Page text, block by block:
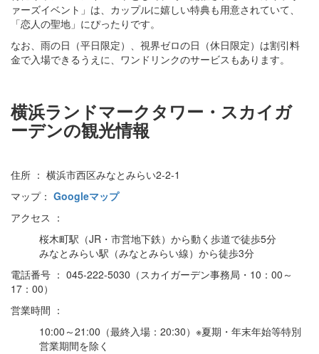
ァーズイベント」は、カップルに嬉しい特典も用意されていて、
「恋人の聖地」にぴったりです。
なお、雨の日（平日限定）、視界ゼロの日（休日限定）は割引料
金で入場できるうえに、ワンドリンクのサービスもあります。
横浜ランドマークタワー・スカイガ
ーデンの観光情報
住所 ： 横浜市西区みなとみらい2-2-1
マップ： Googleマップ
アクセス ：
桜木町駅（JR・市営地下鉄）から動く歩道で徒歩5分
みなとみらい駅（みなとみらい線）から徒歩3分
電話番号 ： 045-222-5030（スカイガーデン事務局・10：00～
17：00）
営業時間 ：
10:00～21:00（最終入場：20:30）※夏期・年末年始等特別
営業期間を除く